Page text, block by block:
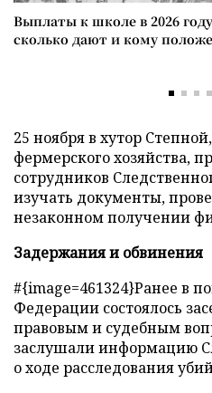
Выплаты к школе в 2026
сколько дают и кому
25 ноября в хутор
фермерского хозяйства,
сотрудников
изучать документы,
незаконном получении
Задержания и обвинения
#{image=461324}Ранее в
Федерации состоялось
правовым и судебным
заслушали информацию
о ходе расследования